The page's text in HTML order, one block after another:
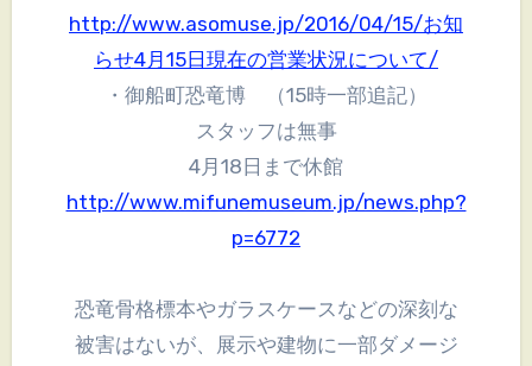
http://www.asomuse.jp/2016/04/15/お知
らせ4月15日現在の営業状況について/
・御船町恐竜博 （15時一部追記）
スタッフは無事
4月18日まで休館
http://www.mifunemuseum.jp/news.php?
p=6772
恐竜骨格標本やガラスケースなどの深刻な
被害はないが、展示や建物に一部ダメージ